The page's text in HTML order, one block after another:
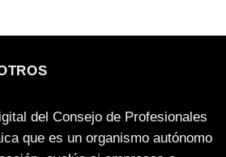
del Consejo de Profesionales
que es un organismo autónomo